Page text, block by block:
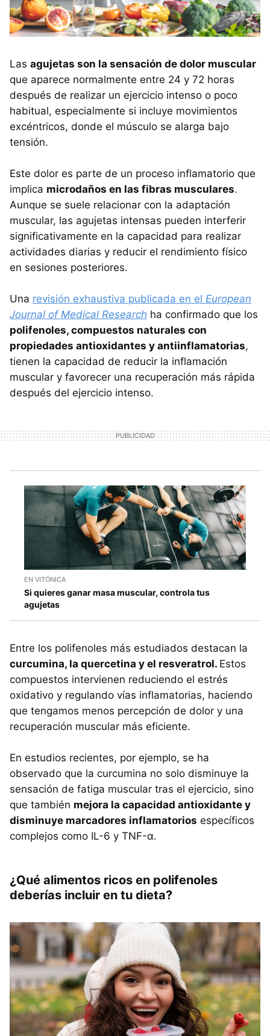
Las agujetas son la sensación de dolor muscular
que aparece normalmente entre 24 y 72 horas
después de realizar un ejercicio intenso o poco
habitual, especialmente si incluye movimientos
excéntricos, donde el músculo se alarga bajo
tensión.
Este dolor es parte de un proceso inflamatorio que
implica microdaños en las fibras musculares.
Aunque se suele relacionar con la adaptación
muscular, las agujetas intensas pueden interferir
significativamente en la capacidad para realizar
actividades diarias y reducir el rendimiento físico
en sesiones posteriores.
Una revisión exhaustiva publicada en el European
Journal of Medical Research ha confirmado que los
polifenoles, compuestos naturales con
propiedades antioxidantes y antiinflamatorias,
tienen la capacidad de reducir la inflamación
muscular y favorecer una recuperación más rápida
después del ejercicio intenso.
EN VITÓNICA
Si quieres ganar masa muscular, controla tus
agujetas
Entre los polifenoles más estudiados destacan la
curcumina, la quercetina y el resveratrol. Estos
compuestos intervienen reduciendo el estrés
oxidativo y regulando vías inflamatorias, haciendo
que tengamos menos percepción de dolor y una
recuperación muscular más eficiente.
En estudios recientes, por ejemplo, se ha
observado que la curcumina no solo disminuye la
sensación de fatiga muscular tras el ejercicio, sino
que también mejora la capacidad antioxidante y
disminuye marcadores inflamatorios específicos
complejos como IL-6 y TNF-α.
¿Qué alimentos ricos en polifenoles
deberías incluir en tu dieta?